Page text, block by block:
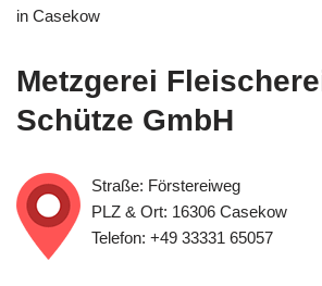
in Casekow
Metzgerei
Schütze GmbH
Straße: Förstereiweg
PLZ & Ort: 16306 Casekow
Telefon: +49 33331 65057